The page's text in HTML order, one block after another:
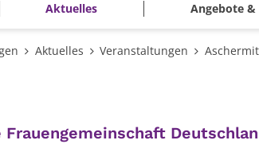
Aktuelles Angebote &
Aktuelles Veranstaltungen
Frauengemeinschaft